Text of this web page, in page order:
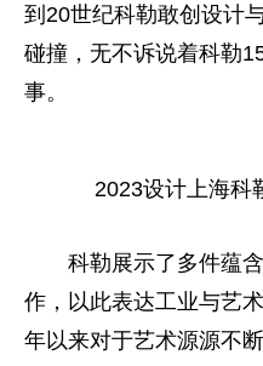
到20世纪科勒敢创设计
碰撞，无不诉说着科勒
事。
2023设计上海科
科勒展示了多件蕴
作，以此表达工业与艺
年以来对于艺术源源不